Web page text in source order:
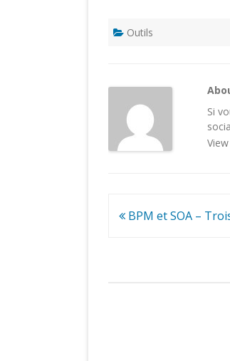
Outils
Si
Navigation
BPM et SOA –